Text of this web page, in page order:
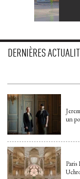
DERNIÈRES
un
Paris